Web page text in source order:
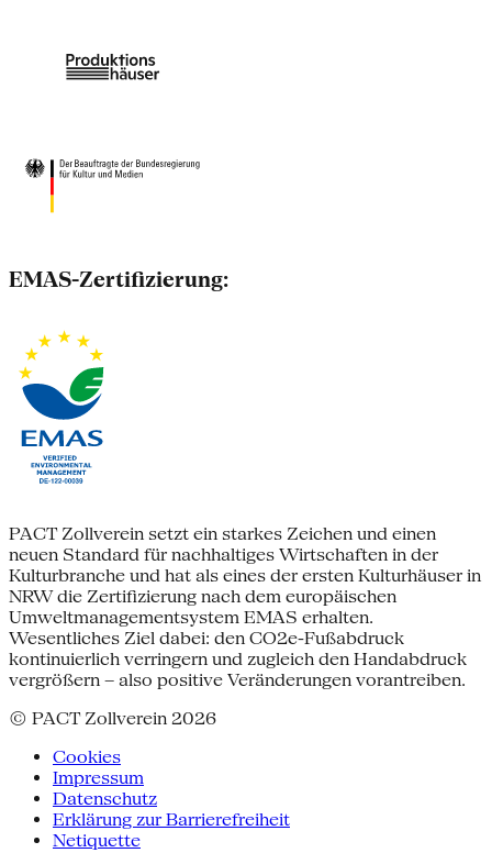
EMAS-Zertifizierung:
PACT Zollverein setzt ein starkes Zeichen und einen
neuen Standard für nachhaltiges Wirtschaften in der
Kulturbranche und hat als eines der ersten Kulturhäuser in
NRW die Zertifizierung nach dem europäischen
Umweltmanagementsystem EMAS erhalten.
Wesentliches Ziel dabei: den CO2e-Fußabdruck
kontinuierlich verringern und zugleich den Handabdruck
vergrößern – also positive Veränderungen vorantreiben.
© PACT Zollverein 2026
Cookies
Impressum
Datenschutz
Erklärung zur Barrierefreiheit
Netiquette